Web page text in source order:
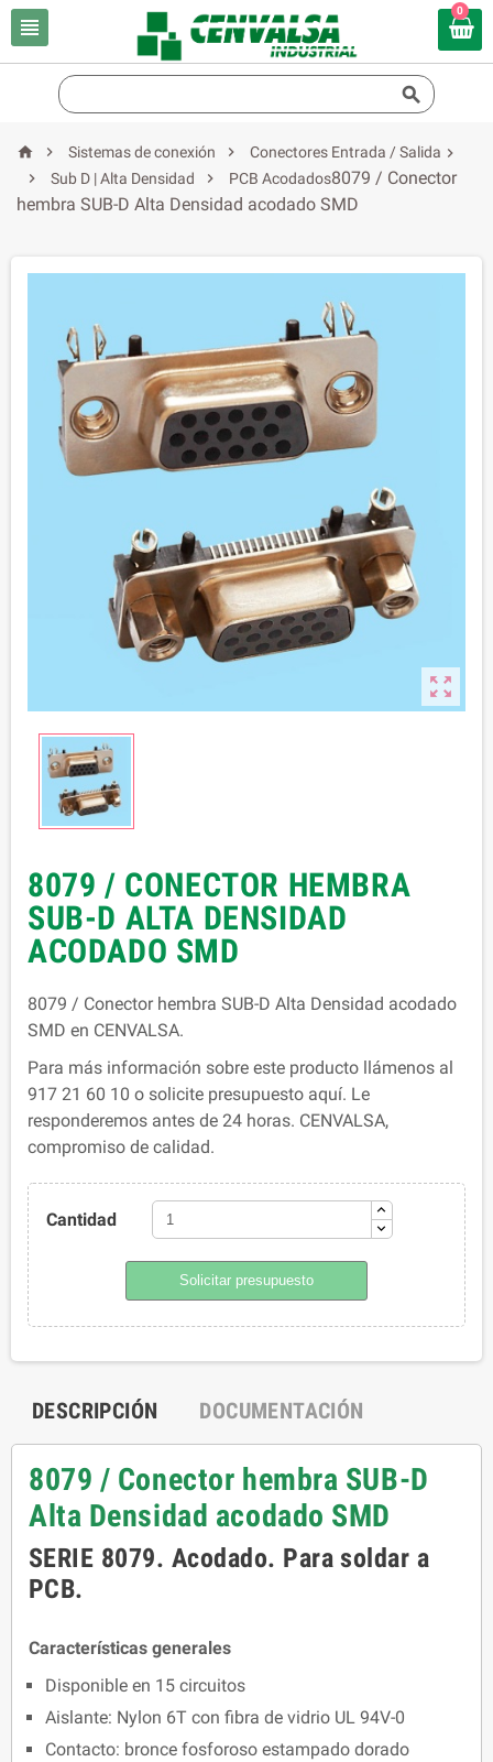

0

  Sistemas de conexión 
Conectores Entrada / Salida

Sub D | Alta Densidad  PCB Acodados

8079 / Conector
hembra SUB-D Alta Densidad acodado SMD

8079 / CONECTOR HEMBRA
SUB-D ALTA DENSIDAD
ACODADO SMD
8079 / Conector hembra SUB-D Alta Densidad acodado
SMD en CENVALSA.
Para más información sobre este producto llámenos al
917 21 60 10 o solicite presupuesto aquí. Le
responderemos antes de 24 horas. CENVALSA,
compromiso de calidad.
Cantidad
Solicitar presupuesto
DESCRIPCIÓN DOCUMENTACIÓN
8079 / Conector hembra SUB-D
Alta Densidad acodado SMD
SERIE 8079. Acodado. Para soldar a
PCB.
Características generales
Disponible en 15 circuitos
Aislante: Nylon 6T con fibra de vidrio UL 94V-0
Contacto: bronce fosforoso estampado dorado